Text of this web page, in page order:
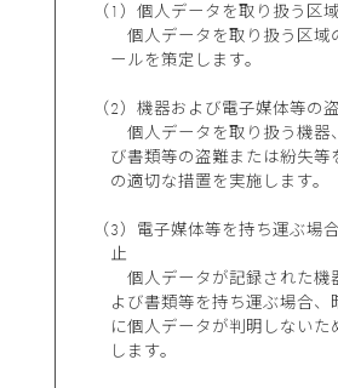
（1）個人データを取り扱う区
個人データを取り扱う区域
ールを策定します。
（2）機器および電子媒体等の
個人データを取り扱う機器
び書類等の盗難または紛失等
の適切な措置を実施します。
（3）電子媒体等を持ち運ぶ場
止
個人データが記録された機
よび書類等を持ち運ぶ場合、
に個人データが判明しないた
します。